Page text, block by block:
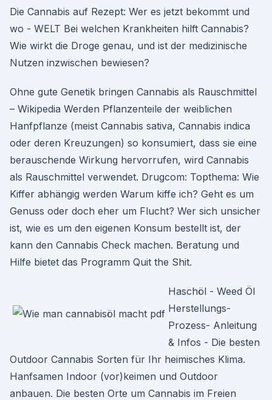
Die Cannabis auf Rezept: Wer es jetzt bekommt und
wo - WELT Bei welchen Krankheiten hilft Cannabis?
Wie wirkt die Droge genau, und ist der medizinische
Nutzen inzwischen bewiesen?
Ohne gute Genetik bringen Cannabis als Rauschmittel
– Wikipedia Werden Pflanzenteile der weiblichen
Hanfpflanze (meist Cannabis sativa, Cannabis indica
oder deren Kreuzungen) so konsumiert, dass sie eine
berauschende Wirkung hervorrufen, wird Cannabis
als Rauschmittel verwendet. Drugcom: Topthema: Wie
Kiffer abhängig werden Warum kiffe ich? Geht es um
Genuss oder doch eher um Flucht? Wer sich unsicher
ist, wie es um den eigenen Konsum bestellt ist, der
kann den Cannabis Check machen. Beratung und
Hilfe bietet das Programm Quit the Shit.
Haschöl - Weed Öl
Herstellungs-
Prozess- Anleitung
& Infos - Die besten
Outdoor Cannabis Sorten für Ihr heimisches Klima.
Hanfsamen Indoor (vor)keimen und Outdoor
anbauen. Die besten Orte um Cannabis im Freien